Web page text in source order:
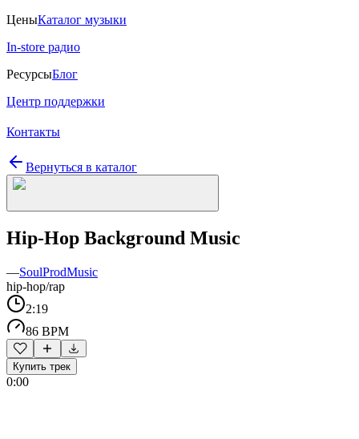
ЦеныКаталог музыки
In-store радио
РесурсыБлог
Центр поддержки
Контакты
Вернуться в каталог
Hip-Hop Background Music
—SoulProdMusic
hip-hop/rap
2:19
86 BPM
Купить трек
0:00